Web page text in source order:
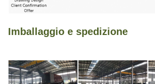
Imballaggio e spedizione